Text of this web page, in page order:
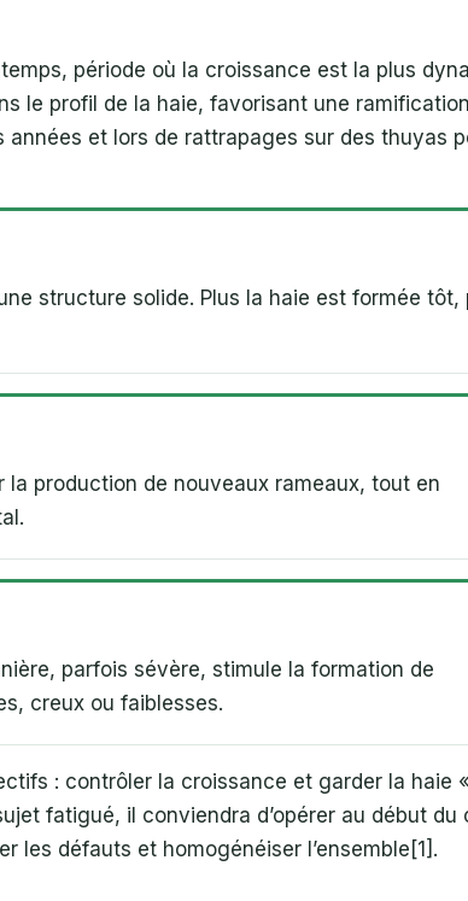
période où la croissance est la plus
le profil de la haie, favorisant une
années et lors de rattrapages sur des thuyas
structure solide. Plus la haie est formée tôt,
la production de nouveaux rameaux, tout en
parfois sévère, stimule la formation de
creux ou faiblesses.
: contrôler la croissance et garder la haie
fatigué, il conviendra d’opérer au début du
les défauts et homogénéiser l’ensemble[1].